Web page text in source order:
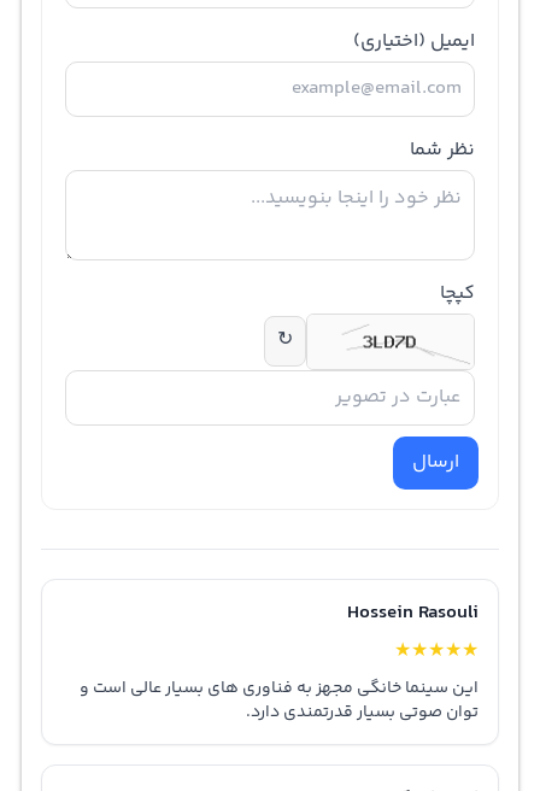
ایمیل (اختیاری)
نظر شما
کپچا
↻
ارسال
Hossein Rasouli
★
★
★
★
★
این سینما خانگی مجهز به فناوری های بسیار عالی است و
توان صوتی بسیار قدرتمندی دارد.